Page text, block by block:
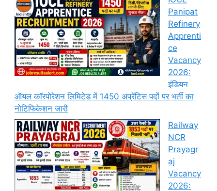
Panipat
Refinery
Apprenti
ce
Vacancy
2026:
इंडियन
ऑयल कॉरपोरेशन लिमिटेड में 1450 अप्रेंटिस पदों पर भर्ती का
नोटिफिकेशन जारी
Railway
NCR
Prayagr
aj
Vacancy
2026: